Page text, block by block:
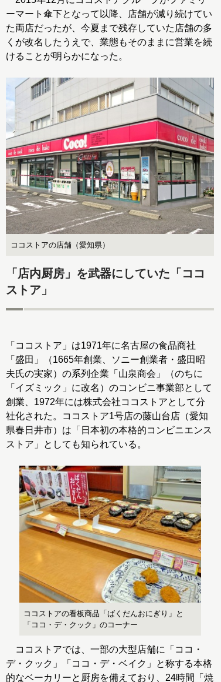
ーマート傘下となって以降、店舗が減り続けてい
た両店だったが、今夏まで残存していた店舗の多
くが改名したうえで、業態もそのままに営業を続
けることが明らかになった。
ココストアの店舗（愛知県）
「店内厨房」を武器にしていた「ココ
ストア」
「ココストア」は1971年に名古屋の食品商社
「盛田」（1665年創業、ソニー創業者・盛田昭
夫氏の実家）の系列企業「山泉商会」（のちに
「イズミック」に改名）のコンビニ事業部として
創業、1972年には株式会社ココストアとして分
社化された。ココストア1号店の藤山台店（愛知
県春日井市）は「日本初の本格的コンビニエンス
ストア」としても知られている。
ココストアの看板商品「ばくだんおにぎり」と
「ココ・デ・クック」のコーナー
ココストアでは、一部の大型店舗に「ココ・
デ・クック」「ココ・デ・ベイク」と称する本格
的なベーカリーと厨房を備えており、24時間「焼